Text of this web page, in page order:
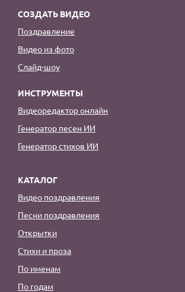
СОЗДАТЬ ВИДЕО
Поздравление
Видео из фото
Слайд-шоу
ИНСТРУМЕНТЫ
Видеоредактор онлайн
Генератор песен ИИ
Генератор стихов ИИ
КАТАЛОГ
Видео поздравления
Песни поздравления
Открытки
Стихи и проза
По именам
По годам